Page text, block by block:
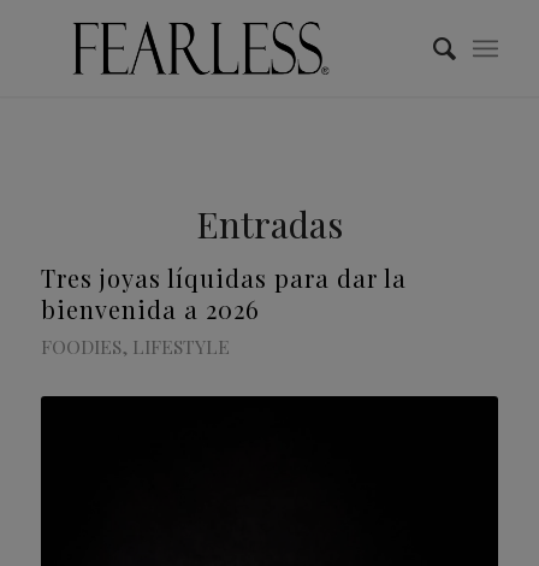
Entradas
Tres joyas líquidas para dar la
bienvenida a 2026
FOODIES, LIFESTYLE